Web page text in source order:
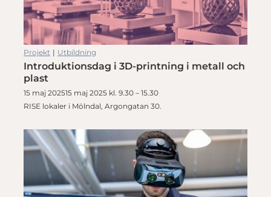
Projekt | Utbildning
Introduktionsdag i 3D-printning i metall och
plast
15 maj 202515 maj 2025 kl. 9.30 – 15.30
RISE lokaler i Mölndal, Argongatan 30.